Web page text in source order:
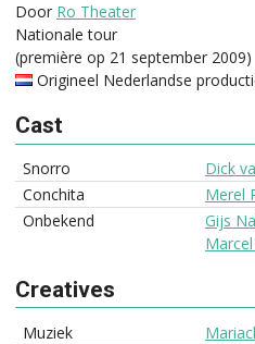
Door Ro Theater
Nationale tour
(première op 21 september 2009)
Origineel Nederlandse
Cast
Snorro
Dick
Conchita
Merel
Onbekend
Gijs
Creatives
Muziek